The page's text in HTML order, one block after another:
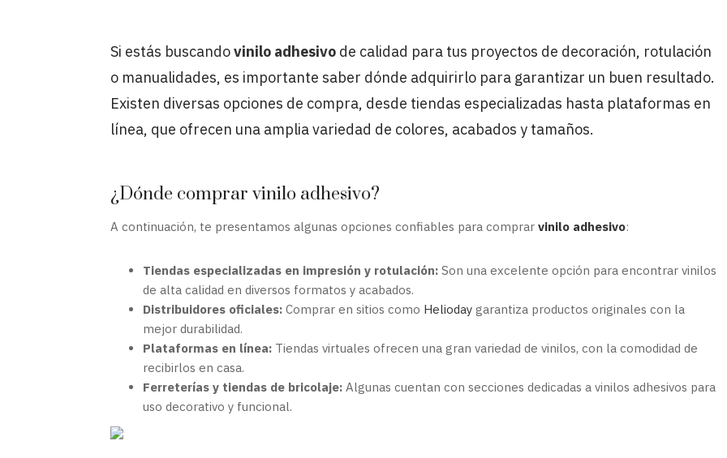
Si estás buscandovinilo adhesivo de calidad para tus proyectos de decoración, rotulación
o manualidades, es importante saber dónde adquirirlo para garantizar un buen resultado.
Existen diversas opciones de compra, desde tiendas especializadas hasta plataformas en
línea, que ofrecen una amplia variedad de colores, acabados y tamaños.
¿Dónde comprar vinilo adhesivo?
A continuación, te presentamos algunas opciones confiables para comprar vinilo adhesivo:
Tiendas especializadas en impresión y rotulación: Son una excelente opción para encontrar vinilos
de alta calidad en diversos formatos y acabados.
Distribuidores oficiales: Comprar en sitios como Helioday garantiza productos originales con la
mejor durabilidad.
Plataformas en línea: Tiendas virtuales ofrecen una gran variedad de vinilos, con la comodidad de
recibirlos en casa.
Ferreterías y tiendas de bricolaje: Algunas cuentan con secciones dedicadas a vinilos adhesivos para
uso decorativo y funcional.